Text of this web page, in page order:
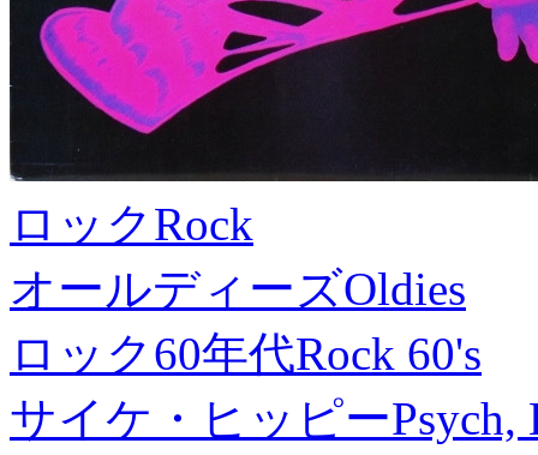
ロックRock
オールディーズOldies
ロック60年代Rock 60's
サイケ・ヒッピーPsych,